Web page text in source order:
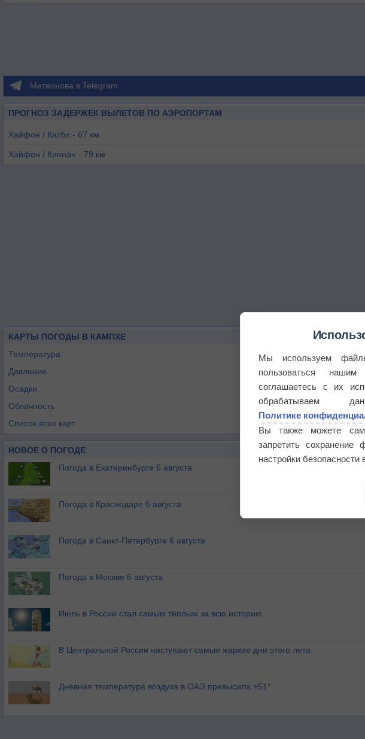
Метеонова в Telegram
ПРОГНОЗ ЗАДЕРЖЕК ВЫЛЕТОВ ПО АЭРОПОРТАМ
Хайфон / Катби - 67 км
Хайфон / Киенан - 79 км
КАРТЫ ПОГОДЫ В КАМПХЕ
Температура
Давление
Осадки
Облачность
Список всех карт
НОВОЕ О ПОГОДЕ
Погода в Екатеринбурге 6 августа
Погода в Краснодаре 6 августа
Погода в Санкт-Петербурге 6 августа
Погода в Москве 6 августа
Июль в России стал самым тёплым за всю историю
В Центральной России наступают самые жаркие дни этого лета
Дневная температура воздуха в ОАЭ превысила +51°
Мы используем
пользоваться
соглашаетесь с их
обрабатываем
Политике
Вы также можете
запретить сохранение
настройки